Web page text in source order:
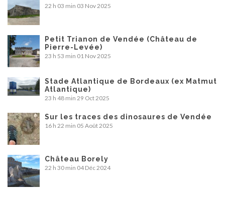
22 h 03 min 03 Nov 2025
Petit Trianon de Vendée (Château de
Pierre-Levée)
23 h 53 min 01 Nov 2025
Stade Atlantique de Bordeaux (ex Matmut
Atlantique)
23 h 48 min 29 Oct 2025
Sur les traces des dinosaures de Vendée
16 h 22 min 05 Août 2025
Château Borely
22 h 30 min 04 Déc 2024